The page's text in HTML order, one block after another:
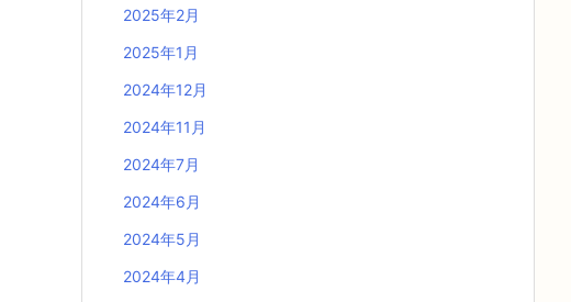
2025年2月
2025年1月
2024年12月
2024年11月
2024年7月
2024年6月
2024年5月
2024年4月